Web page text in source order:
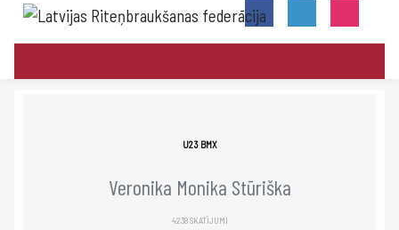
U23 BMX
Veronika Monika Stūriška
4238 SKATĪJUMI